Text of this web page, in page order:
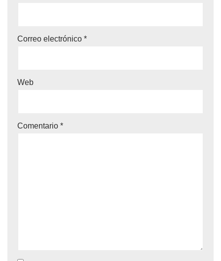
Correo electrónico *
Web
Comentario *